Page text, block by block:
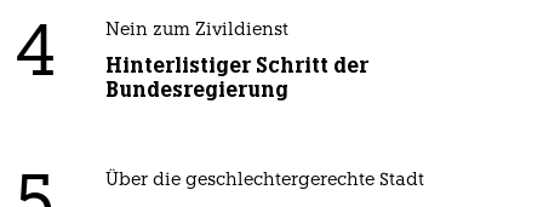
4 Nein zum Zivildienst
Hinterlistiger Schritt der
Bundesregierung
Über die geschlechtergerechte Stadt